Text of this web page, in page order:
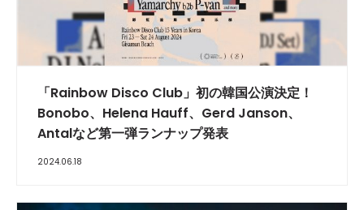
「Rainbow Disco Club」初の韓国公演決定！
Bonobo、Helena Hauff、Gerd Janson、
Antalなど第一弾ランナップ発表
2024.06.18